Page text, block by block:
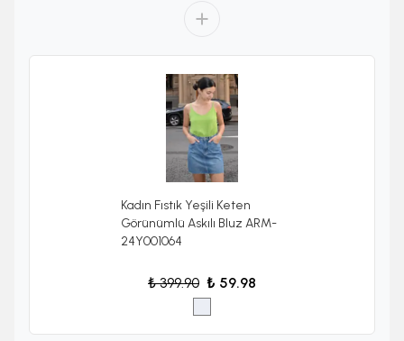
Kadın Fıstık Yeşili Keten
Görünümlü Askılı Bluz ARM-
24Y001064
₺ 399.90 ₺ 59.98